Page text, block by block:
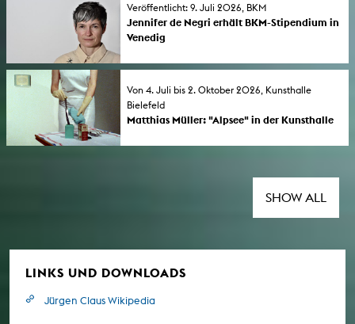
new works as part of the Morsbroich Art Days
to mark the 75th anniversary of Museum
Morsbroich. The solo exhibition runs until 6
Veröffentlicht: 9. Juli 2026, BKM
Jennifer de Negri erhält BKM-Stipendium in
Venedig
9. Juli 2026 die Stipendien für das Deutsche
Absolventin Jennifer de Negri (Diplom 2025)
ist eine der Stipendiat*innen.
Von 4. Juli bis 2. Oktober 2026, Kunsthalle
Bielefeld
Matthias Müller: "Alpsee" in der Kunsthalle
SHOW ALL
LINKS UND DOWNLOADS
Jürgen Claus Wikipedia